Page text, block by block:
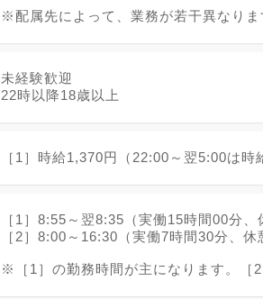
※配属先によって、業務が若干異なりま
未経験歓迎
22時以降18歳以上
［1］時給1,370円（22:00～翌5:00は
［1］8:55～翌8:35（実働15時間00分
［2］8:00～16:30（実働7時間30分、休
※［1］の勤務時間が主になります。［